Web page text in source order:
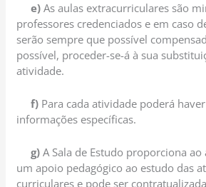
e) As aulas extracurriculares são
professores credenciados e em caso
serão sempre que possível
possível, proceder-se-á à sua
atividade.
f) Para cada atividade poderá
informações específicas.
g) A Sala de Estudo proporciona
um apoio pedagógico ao estudo das
curriculares e pode ser